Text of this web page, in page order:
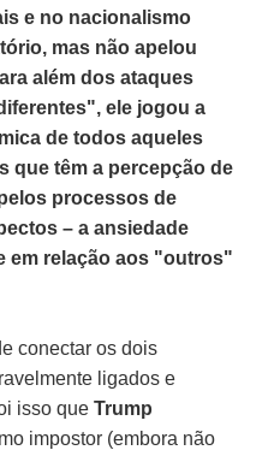
e no nacionalismo
mas não apelou
além dos ataques
ele jogou a
de todos aqueles
que têm a percepção de
processos de
– a ansiedade
em relação aos "outros"
conectar os dois
ligados e
isso queTrump
impostor (embora não